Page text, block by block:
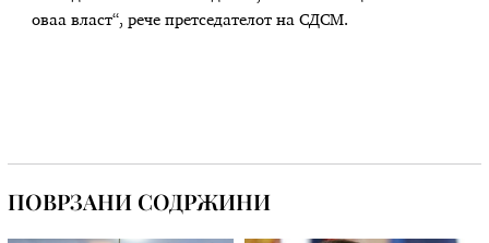
оваа власт“, рече претседателот на СДСМ.
ПОВРЗАНИ СОДРЖИНИ